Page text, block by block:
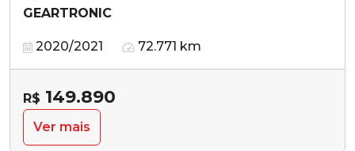
GEARTRONIC
2020/2021 72.771 km
R$ 149.890
Ver mais